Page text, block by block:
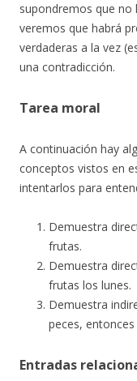
supondremos que no
veremos que habrá
verdaderas a la vez
una contradicción.
Tarea moral
A continuación hay
conceptos vistos en
intentarlos para
Demuestra
frutas.
Demuestra
frutas los lunes.
Demuestra
peces,
Entradas